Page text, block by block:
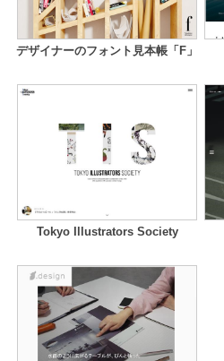
デザイナーのフォント見本帳「F」
Tokyo Illustrators Society